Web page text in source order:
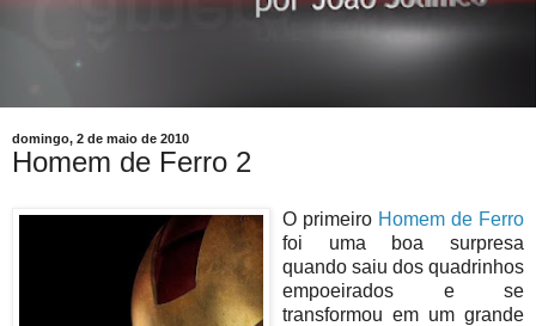
domingo, 2 de maio de 2010
Homem de Ferro 2
O primeiro Homem de Ferro
foi uma boa surpresa
quando saiu dos quadrinhos
empoeirados e se
transformou em um grande